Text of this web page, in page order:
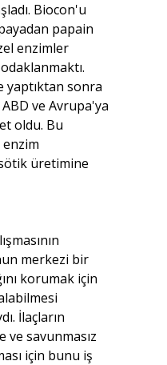
Biocon'u
papain
enzimler
yaptıktan sonra
ve Avrupa'ya
oldu. Bu
enzim
üretimine
merkezi bir
korumak için
İlaçların
savunmasız
için bunu iş